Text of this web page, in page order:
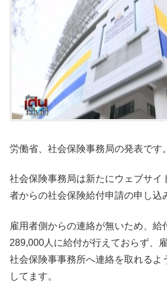
労働省、社会保険事務局の発表です。
社会保険事務局は新たにウェブサイ
者からの社会保険給付申請の申し
雇用者側からの連絡が無いため、給
289,000人に給付が行えておらず、
社会保険事事務所へ連絡を取れるよ
してます。